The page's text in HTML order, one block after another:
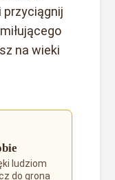
przyciągnij
na wieki
ludziom
do grona